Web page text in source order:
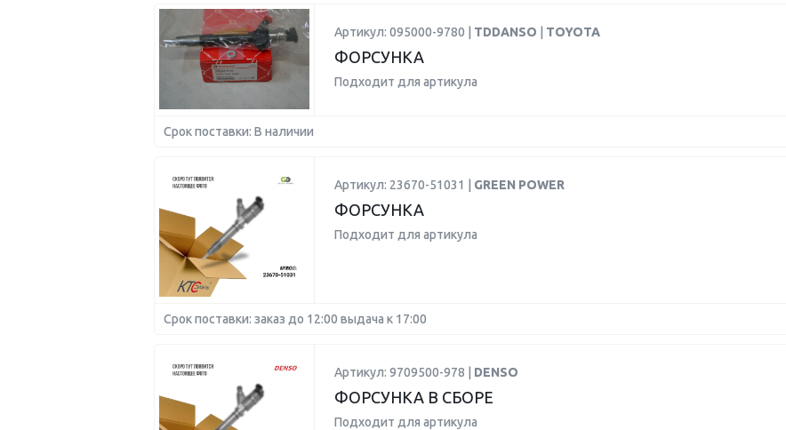
Артикул: 095000-9780 | TDDANSO TOYOTA
ФОРСУНКА
Подходит для артикула
Срок поставки: В наличии
Артикул: 23670-51031 | GREEN POWER
ФОРСУНКА
Подходит для артикула
Срок поставки: заказ до 12:00 выдача к 17:00
Артикул: 9709500-978 | DENSO
ФОРСУНКА В СБОРЕ
Подходит для артикула